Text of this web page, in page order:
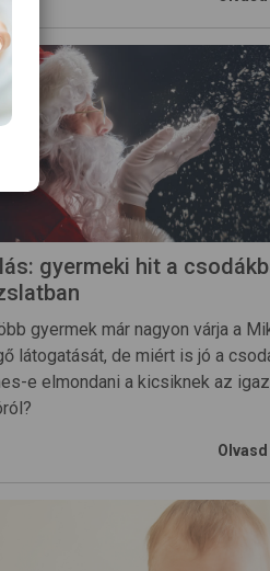
gyermeki hit a
gyermek már nagyon várja a
látogatását, de miért is jó a
e elmondani a kicsiknek az